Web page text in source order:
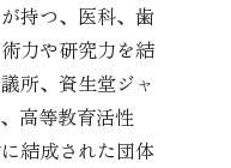
持つ、医科、歯
力や研究力を結
所、資生堂ジャ
高等教育活性
結成された団体